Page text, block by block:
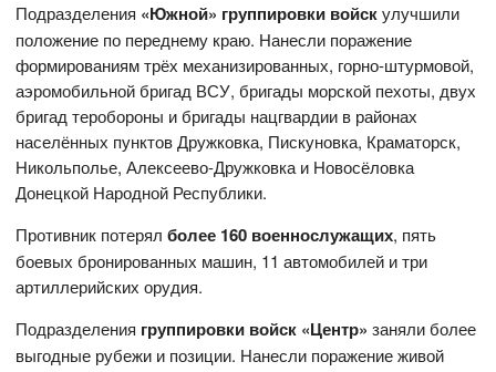
Подразделения «Южной» группировки войскулучшили
положение по переднему краю. Нанесли поражение
формированиям трёх механизированных, горно-штурмовой,
аэромобильной бригад ВСУ, бригады морской пехоты, двух
бригад теробороны и бригады нацгвардии в районах
населённых пунктов Дружковка, Пискуновка, Краматорск,
Никольполье, Алексеево-Дружковка и Новосёловка
Донецкой Народной Республики.
Противник потерялболее 160 военнослужащих, пять
боевых бронированных машин, 11 автомобилей и три
артиллерийских орудия.
Подразделения группировки войск «Центр» заняли более
выгодные рубежи и позиции. Нанесли поражение живой